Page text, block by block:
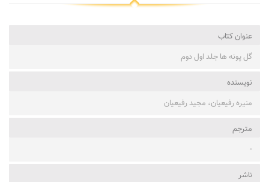
عنوان کتاب
گل پونه ها جلد اول دوم
نویسنده
منیره رفیعیان، مجید رفیعیان
مترجم
-
ناشر